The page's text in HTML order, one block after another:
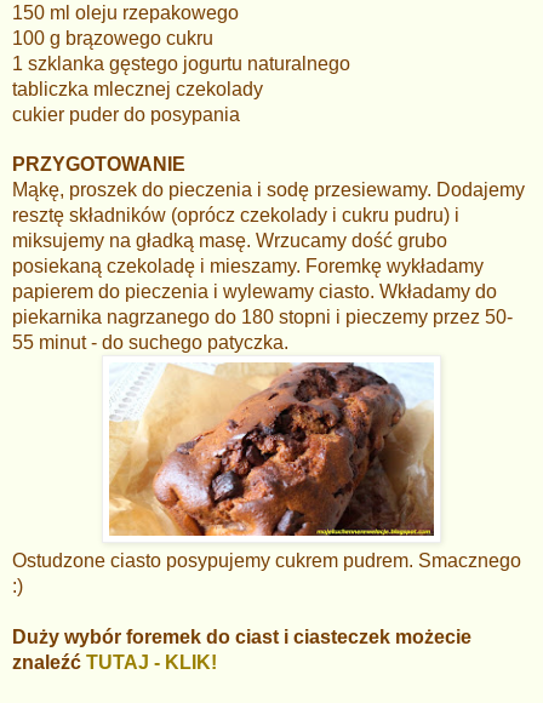
150 ml oleju rzepakowego
100 g brązowego cukru
1 szklanka gęstego jogurtu naturalnego
tabliczka mlecznej czekolady
cukier puder do posypania
PRZYGOTOWANIE
Mąkę, proszek do pieczenia i sodę przesiewamy. Dodajemy
resztę składników (oprócz czekolady i cukru pudru) i
miksujemy na gładką masę. Wrzucamy dość grubo
posiekaną czekoladę i mieszamy. Foremkę wykładamy
papierem do pieczenia i wylewamy ciasto. Wkładamy do
piekarnika nagrzanego do 180 stopni i pieczemy przez 50-
55 minut - do suchego patyczka.
Ostudzone ciasto posypujemy cukrem pudrem. Smacznego
:)
Duży wybór foremek do ciast i ciasteczek możecie
znaleźć TUTAJ - KLIK!